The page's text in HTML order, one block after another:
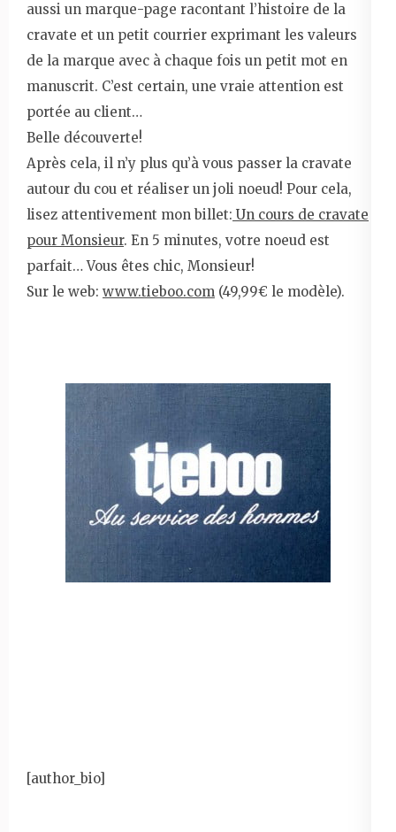
aussi un marque-page racontant l’histoire de la
cravate et un petit courrier exprimant les valeurs
de la marque avec à chaque fois un petit mot en
manuscrit. C’est certain, une vraie attention est
portée au client…
Belle découverte!
Après cela, il n’y plus qu’à vous passer la cravate
autour du cou et réaliser un joli noeud! Pour cela,
lisez attentivement mon billet: Un cours de cravate
pour Monsieur. En 5 minutes, votre noeud est
parfait… Vous êtes chic, Monsieur!
Sur le web: www.tieboo.com (49,99€ le modèle).
[author_bio]